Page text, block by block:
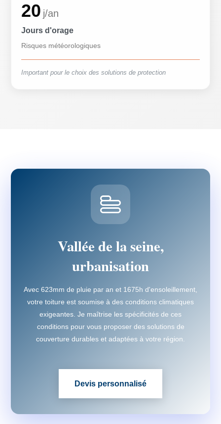
20 j/an
Jours d'orage
Risques météorologiques
Important pour le choix des solutions de protection
Vallée de la seine,
urbanisation
Avec 623mm de pluie par an et 1675h d'ensoleillement,
votre toiture est soumise à des conditions climatiques
exigeantes. Je maîtrise les spécificités de ces
conditions pour vous proposer des solutions de
couverture durables et adaptées à votre région.
Devis personnalisé